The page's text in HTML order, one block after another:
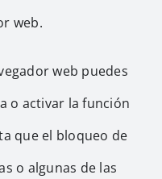
web.
web puedes
o activar la función
que el bloqueo de
o algunas de las